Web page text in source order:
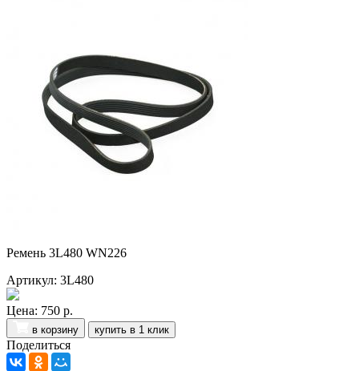
Ремень 3L480 WN226
Артикул: 3L480
Цена: 750 р.
в корзину купить в 1 клик
Поделиться